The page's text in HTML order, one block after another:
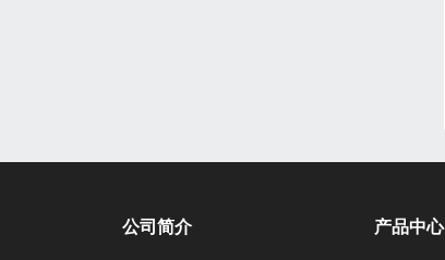
公司简介 产品中心